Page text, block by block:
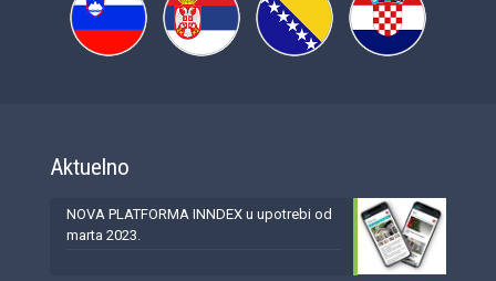
Aktuelno
NOVA PLATFORMA INNDEX u upotrebi od
marta 2023.